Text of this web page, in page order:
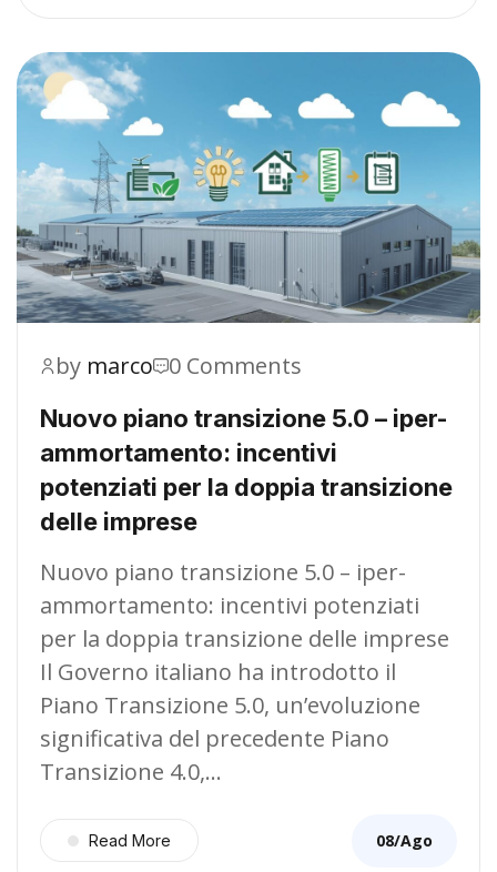
by marco 0 Comments
Nuovo piano transizione 5.0 – iper-
ammortamento: incentivi
potenziati per la doppia transizione
delle imprese
Nuovo piano transizione 5.0 – iper-
ammortamento: incentivi potenziati
per la doppia transizione delle imprese
Il Governo italiano ha introdotto il
Piano Transizione 5.0, un’evoluzione
significativa del precedente Piano
Transizione 4.0,…
Read More 08/Ago